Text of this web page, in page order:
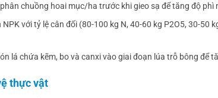
chuồng hoai mục/ha trước khi gieo sạ để tăng độ phì
NPK với tỷ lệ cân đối (80-100 kg N, 40-60 kg P2O5, 30-
lá chứa kẽm, bo và canxi vào giai đoạn lúa trỗ bông để
thực vật